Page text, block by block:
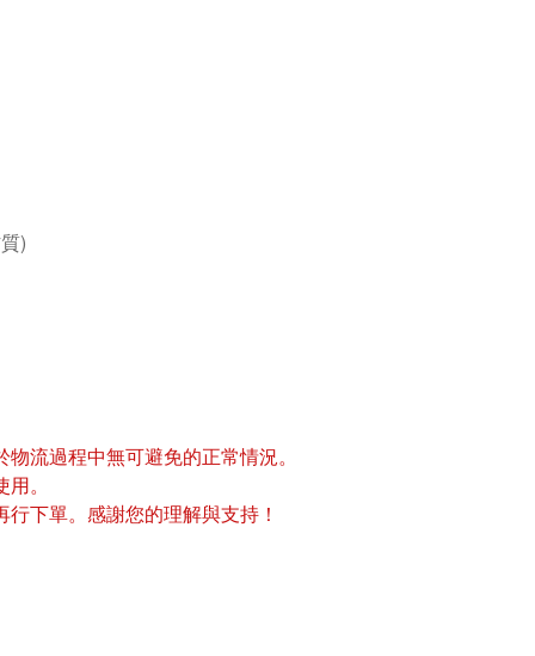
)
流過程中無可避免的正常情況。
。
下單。感謝您的理解與支持！